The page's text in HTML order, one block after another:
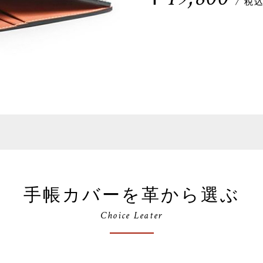
/ 税
手帳カバーを革から選ぶ
Choice Leater